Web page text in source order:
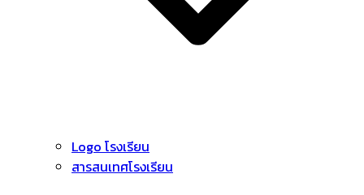
Logo โรงเรียน
สารสนเทศโรงเรียน